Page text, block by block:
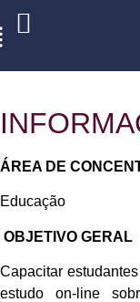
ÁREA DE
Educação
OBJETIVO GERAL
Capacitar
estudo on-line